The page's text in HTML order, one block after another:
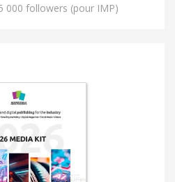
000 followers (pour IMP)